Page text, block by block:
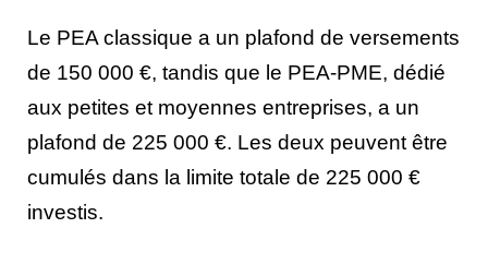
Le PEA classique a un plafond de versements
de 150 000 €, tandis que le PEA-PME, dédié
aux petites et moyennes entreprises, a un
plafond de 225 000 €. Les deux peuvent être
cumulés dans la limite totale de 225 000 €
investis.